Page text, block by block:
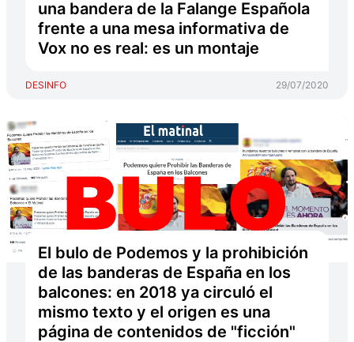
una bandera de la Falange Española
frente a una mesa informativa de
Vox no es real: es un montaje
DESINFO 29/07/2020
El bulo de Podemos y la prohibición
de las banderas de España en los
balcones: en 2018 ya circuló el
mismo texto y el origen es una
página de contenidos de "ficción"